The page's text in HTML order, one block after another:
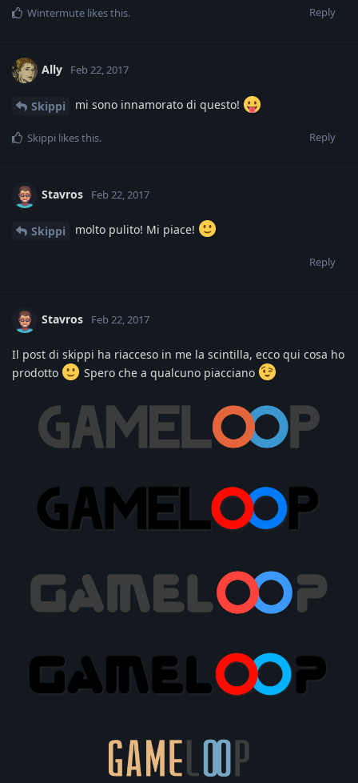
Reply
Wintermute likes this.
Ally Feb 22, 2017
Skippi mi sono innamorato di questo!
Reply
Skippi likes this.
Stavros Feb 22, 2017
Skippi molto pulito! Mi piace!
Reply
Stavros Feb 22, 2017
Il post di skippi ha riacceso in me la scintilla, ecco qui cosa ho
prodotto
Spero che a qualcuno piacciano